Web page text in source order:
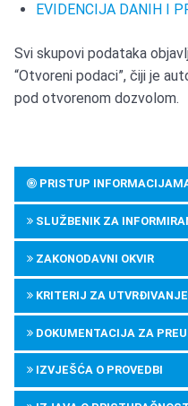
EVIDENCIJA DANIH I
Svi skupovi podataka
“Otvoreni podaci”, čiji je
pod otvorenom dozvolom.
PRISTUP
SLUŽBENIK ZA
ZAKONODAVNI OKVIR
KRITERIJ ZA
DOKUMENTACIJA ZA
IZVJEŠĆA O PROVEDBI